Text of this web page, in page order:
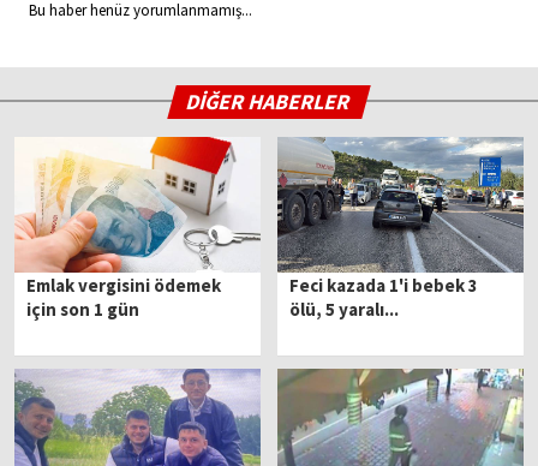
Bu haber henüz yorumlanmamış...
DİĞER HABERLER
Emlak vergisini ödemek
için son 1 gün
Feci kazada 1'i bebek 3
ölü, 5 yaralı...